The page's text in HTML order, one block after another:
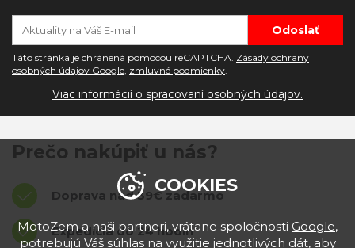
Táto stránka je chránená pomocou reCAPTCHA. Zásady ochrany
osobných údajov Google, zmluvné podmienky.
Viac informácií o spracovaní osobných údajov.
Prečo nakúpiť u nás?
Doprava nad 39€ zadarmo
Expedícia do 24 hodín
COOKIES
MotoZem a naši partneri, vrátane spoločnosti Google,
potrebujú Váš súhlas na využitie jednotlivých dát, aby